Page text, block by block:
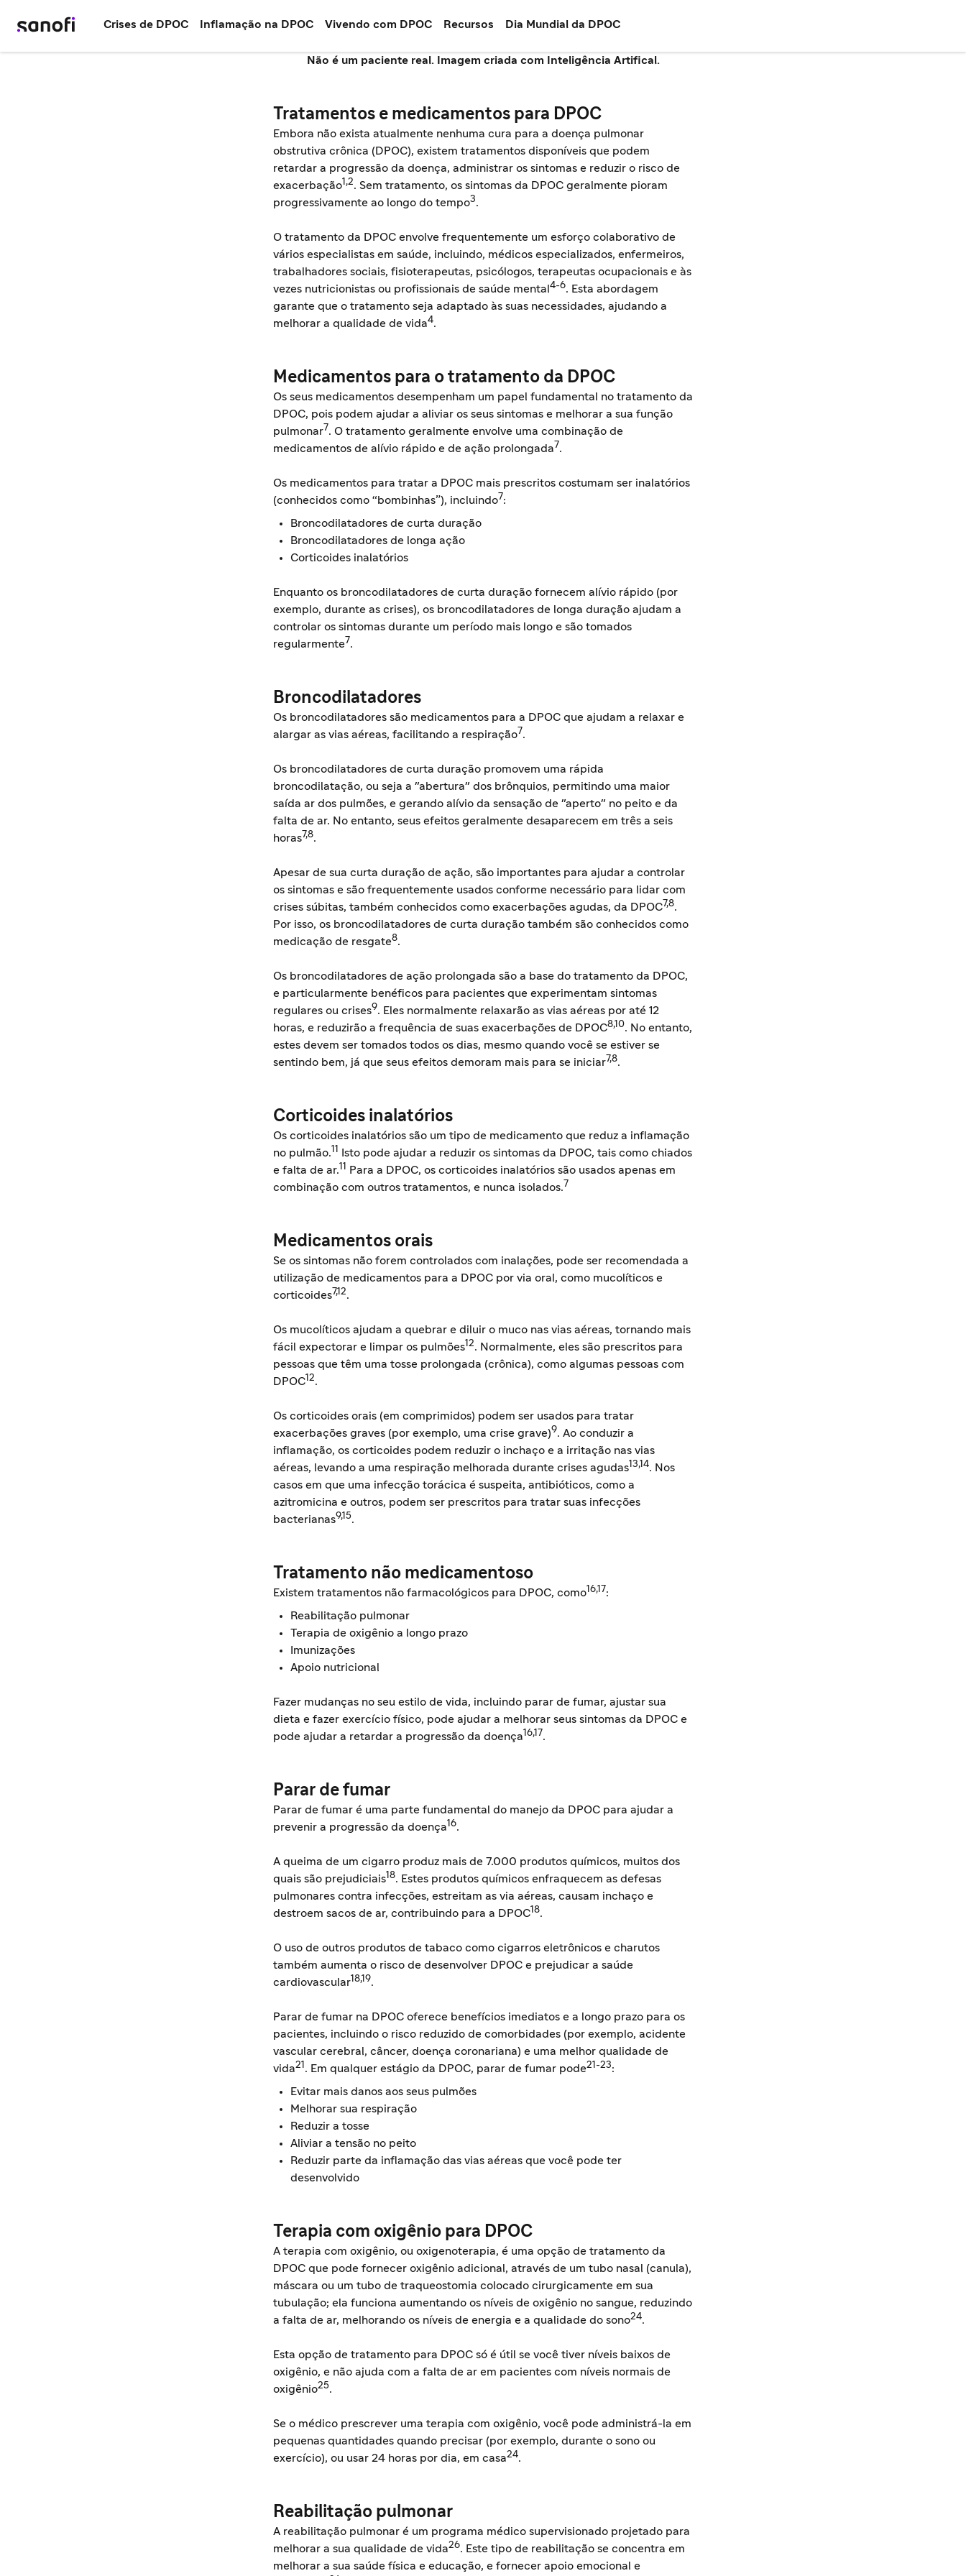
Crises de DPOC Inflamação na DPOC Vivendo com DPOC Recursos Dia Mundial da DPOC
Não é um paciente real. Imagem criada com Inteligência Artifical.
Tratamentos e medicamentos para DPOC
Embora não exista atualmente nenhuma cura para a doença pulmonar
obstrutiva crônica (DPOC), existem tratamentos disponíveis que podem
retardar a progressão da doença, administrar os sintomas e reduzir o risco de
exacerbação1,2. Sem tratamento, os sintomas da DPOC geralmente pioram
progressivamente ao longo do tempo3.
O tratamento da DPOC envolve frequentemente um esforço colaborativo de
vários especialistas em saúde, incluindo, médicos especializados, enfermeiros,
trabalhadores sociais, fisioterapeutas, psicólogos, terapeutas ocupacionais e às
vezes nutricionistas ou profissionais de saúde mental 4-6. Esta abordagem
garante que o tratamento seja adaptado às suas necessidades, ajudando a
melhorar a qualidade de vida4.
Medicamentos para o tratamento da DPOC
Os seus medicamentos desempenham um papel fundamental no tratamento da
DPOC, pois podem ajudar a aliviar os seus sintomas e melhorar a sua função
pulmonar7. O tratamento geralmente envolve uma combinação de
medicamentos de alívio rápido e de ação prolongada7.
Os medicamentos para tratar a DPOC mais prescritos costumam ser inalatórios
(conhecidos como “bombinhas”), incluindo7:
Broncodilatadores de curta duração
Broncodilatadores de longa ação
Corticoides inalatórios
Enquanto os broncodilatadores de curta duração fornecem alívio rápido (por
exemplo, durante as crises), os broncodilatadores de longa duração ajudam a
controlar os sintomas durante um período mais longo e são tomados
regularmente7.
Broncodilatadores
Os broncodilatadores são medicamentos para a DPOC que ajudam a relaxar e
alargar as vias aéreas, facilitando a respiração7.
Os broncodilatadores de curta duração promovem uma rápida
broncodilatação, ou seja a "abertura" dos brônquios, permitindo uma maior
saída ar dos pulmões, e gerando alívio da sensação de "aperto" no peito e da
falta de ar. No entanto, seus efeitos geralmente desaparecem em três a seis
horas7,8.
Apesar de sua curta duração de ação, são importantes para ajudar a controlar
os sintomas e são frequentemente usados conforme necessário para lidar com
crises súbitas, também conhecidos como exacerbações agudas, da DPOC7,8.
Por isso, os broncodilatadores de curta duração também são conhecidos como
medicação de resgate8.
Os broncodilatadores de ação prolongada são a base do tratamento da DPOC,
e particularmente benéficos para pacientes que experimentam sintomas
regulares ou crises9. Eles normalmente relaxarão as vias aéreas por até 12
horas, e reduzirão a frequência de suas exacerbações de DPOC8,10. No entanto,
estes devem ser tomados todos os dias, mesmo quando você se estiver se
sentindo bem, já que seus efeitos demoram mais para se iniciar7,8.
Corticoides inalatórios
Os corticoides inalatórios são um tipo de medicamento que reduz a inflamação
no pulmão.11
Isto pode ajudar a reduzir os sintomas da DPOC, tais como chiados
e falta de ar.11
Para a DPOC, os corticoides inalatórios são usados apenas em
combinação com outros tratamentos, e nunca isolados.7
Medicamentos orais
Se os sintomas não forem controlados com inalações, pode ser recomendada a
utilização de medicamentos para a DPOC por via oral, como mucolíticos e
corticoides7,12.
Os mucolíticos ajudam a quebrar e diluir o muco nas vias aéreas, tornando mais
fácil expectorar e limpar os pulmões12. Normalmente, eles são prescritos para
pessoas que têm uma tosse prolongada (crônica), como algumas pessoas com
DPOC12.
Os corticoides orais (em comprimidos) podem ser usados para tratar
exacerbações graves (por exemplo, uma crise grave)9. Ao conduzir a
inflamação, os corticoides podem reduzir o inchaço e a irritação nas vias
aéreas, levando a uma respiração melhorada durante crises agudas13,14. Nos
casos em que uma infecção torácica é suspeita, antibióticos, como a
azitromicina e outros, podem ser prescritos para tratar suas infecções
bacterianas9,15.
Tratamento não medicamentoso
Existem tratamentos não farmacológicos para DPOC, como16,17:
Reabilitação pulmonar
Terapia de oxigênio a longo prazo
Imunizações
Apoio nutricional
Fazer mudanças no seu estilo de vida, incluindo parar de fumar, ajustar sua
dieta e fazer exercício físico, pode ajudar a melhorar seus sintomas da DPOC e
pode ajudar a retardar a progressão da doença16,17.
Parar de fumar
Parar de fumar é uma parte fundamental do manejo da DPOC para ajudar a
prevenir a progressão da doença16.
A queima de um cigarro produz mais de 7.000 produtos químicos, muitos dos
quais são prejudiciais18. Estes produtos químicos enfraquecem as defesas
pulmonares contra infecções, estreitam as via aéreas, causam inchaço e
destroem sacos de ar, contribuindo para a DPOC18.
O uso de outros produtos de tabaco como cigarros eletrônicos e charutos
também aumenta o risco de desenvolver DPOC e prejudicar a saúde
cardiovascular18,19.
Parar de fumar na DPOC oferece benefícios imediatos e a longo prazo para os
pacientes, incluindo o risco reduzido de comorbidades (por exemplo, acidente
vascular cerebral, câncer, doença coronariana) e uma melhor qualidade de
vida21 . Em qualquer estágio da DPOC, parar de fumar pode21-23:
Evitar mais danos aos seus pulmões
Melhorar sua respiração
Reduzir a tosse
Aliviar a tensão no peito
Reduzir parte da inflamação das vias aéreas que você pode ter
desenvolvido
Terapia com oxigênio para DPOC
A terapia com oxigênio, ou oxigenoterapia, é uma opção de tratamento da
DPOC que pode fornecer oxigênio adicional, através de um tubo nasal (canula),
máscara ou um tubo de traqueostomia colocado cirurgicamente em sua
tubulação; ela funciona aumentando os níveis de oxigênio no sangue, reduzindo
a falta de ar, melhorando os níveis de energia e a qualidade do sono24.
Esta opção de tratamento para DPOC só é útil se você tiver níveis baixos de
oxigênio, e não ajuda com a falta de ar em pacientes com níveis normais de
oxigênio25.
Se o médico prescrever uma terapia com oxigênio, você pode administrá-la em
pequenas quantidades quando precisar (por exemplo, durante o sono ou
exercício), ou usar 24 horas por dia, em casa24.
Reabilitação pulmonar
A reabilitação pulmonar é um programa médico supervisionado projetado para
melhorar a sua qualidade de vida26. Este tipo de reabilitação se concentra em
melhorar a sua saúde física e educação, e fornecer apoio emocional e